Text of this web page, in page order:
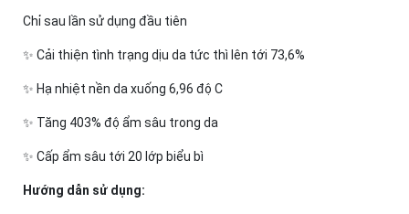
Chỉ sau lần sử dụng đầu tiên
✨ Cải thiện tình trạng dịu da tức thì lên tới 73,6%
✨ Hạ nhiệt nền da xuống 6,96 độ C
✨ Tăng 403% độ ẩm sâu trong da
✨ Cấp ẩm sâu tới 20 lớp biểu bì
Hướng dẫn sử dụng: